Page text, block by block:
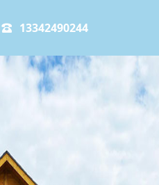
13342490244